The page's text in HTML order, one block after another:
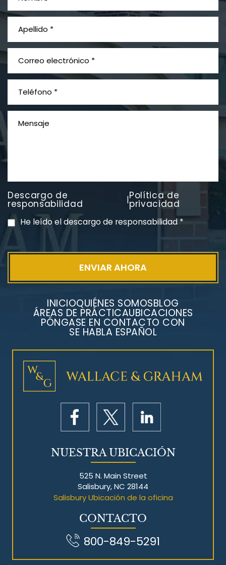
¿Qué es el mesotelioma?
PVC Cloruro de polivinilo
Exposición
Descargo de
responsabilidad |Política de
privacidad
He leído el descargo de responsabilidad*
INICIOQUIÉNES SOMOSBLOG
ÁREAS DE PRÁCTICAUBICACIONES
PÓNGASE EN CONTACTO CON
SE HABLA ESPAÑOL
NUESTRA UBICACIÓN
525 N. Main Street
Salisbury, NC 28144
Salisbury Ubicación de la oficina
CONTACTO
800-849-5291